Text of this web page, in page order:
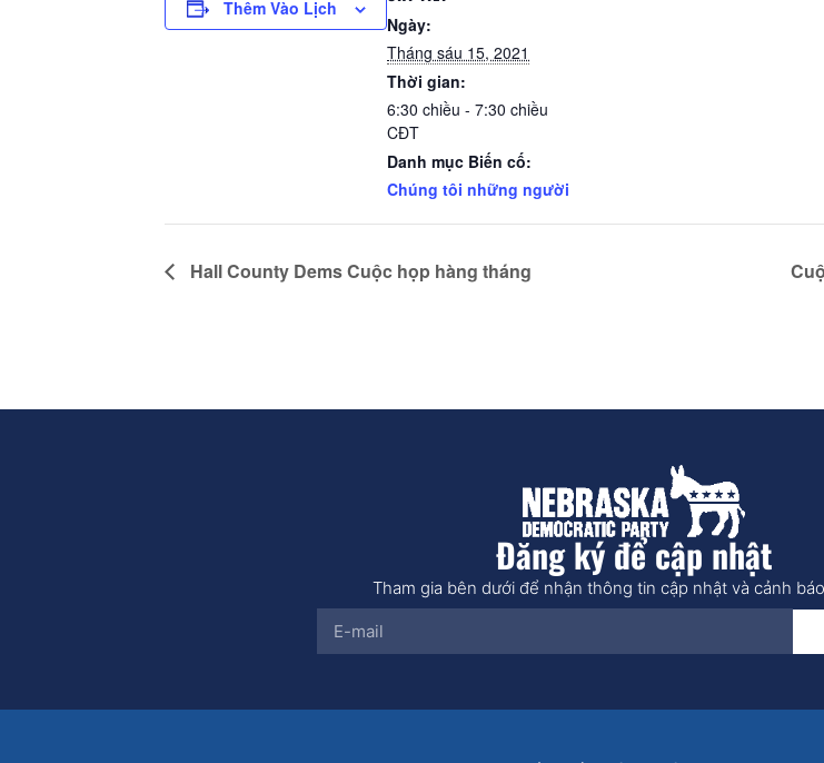
Thêm Vào Lịch
Ngày:
Tháng sáu 15, 2021
Thời gian:
6:30 chiều - 7:30 chiều
CĐT
Danh mục Biến cố:
Chúng tôi những người
Hall County Dems Cuộc họp hàng tháng
Đăng ký để cập nhật
Tham gia bên dưới để nhận thông tin cập nhật và cảnh